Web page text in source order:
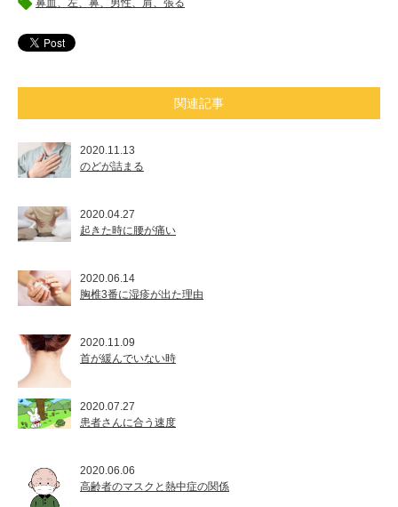
関連記事
2020.11.13
のどが詰まる
2020.04.27
起きた時に腰が痛い
2020.06.14
胸椎3番に湿疹が出た理由
2020.11.09
首が緩んでいない時
2020.07.27
患者さんに合う速度
2020.06.06
高齢者のマスクと熱中症の関係